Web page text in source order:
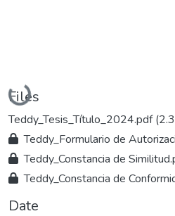
Loading...
Files
Teddy_Tesis_Título_2024.pdf
Teddy_Formulario de
Teddy_Constancia de
Teddy_Constancia de
Date